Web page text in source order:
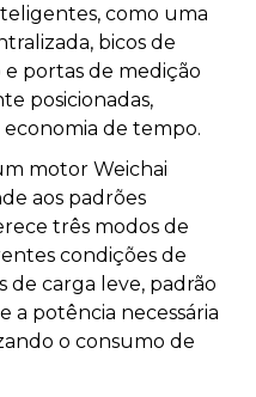
como uma
bicos de
e portas de medição
posicionadas,
de tempo.
motor Weichai
aos padrões
três modos de
condições de
de carga leve, padrão
a potência necessária
o consumo de